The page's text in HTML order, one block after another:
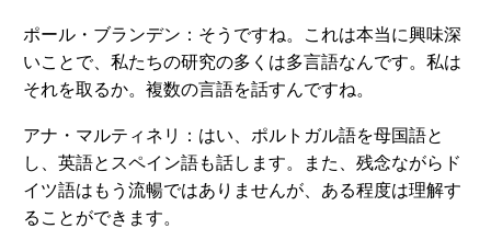
ポール・ブランデン：そうですね。これは本当に興味深
いことで、私たちの研究の多くは多言語なんです。私は
それを取るか。複数の言語を話すんですね。
アナ・マルティネリ：はい、ポルトガル語を母国語と
し、英語とスペイン語も話します。また、残念ながらド
イツ語はもう流暢ではありませんが、ある程度は理解す
ることができます。